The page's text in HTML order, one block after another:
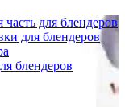
для блендеров
для блендеров
блендеров